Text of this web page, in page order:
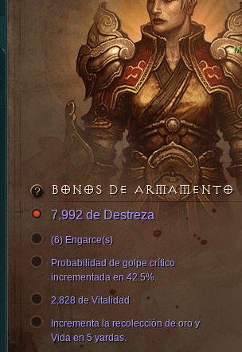
BONOS DE ARMAMENTO
7,992 de Destreza
(6) Engarce(s)
Probabilidad de golpe crítico
incrementada en 42.5%.
2,828 de Vitalidad
Incrementa la recolección de oro y
Vida en 5 yardas.